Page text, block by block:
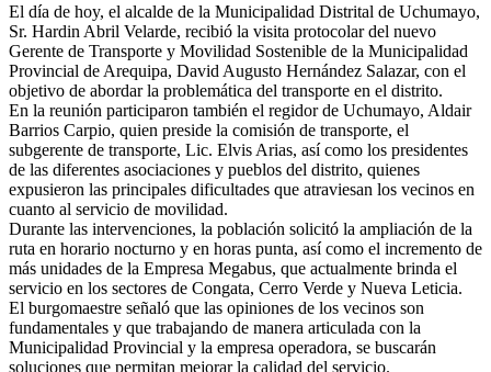
El día de hoy, el alcalde de la Municipalidad Distrital de Uchumayo,
Sr. Hardin Abril Velarde, recibió la visita protocolar del nuevo
Gerente de Transporte y Movilidad Sostenible de la Municipalidad
Provincial de Arequipa, David Augusto Hernández Salazar, con el
objetivo de abordar la problemática del transporte en el distrito.
En la reunión participaron también el regidor de Uchumayo, Aldair
Barrios Carpio, quien preside la comisión de transporte, el
subgerente de transporte, Lic. Elvis Arias, así como los presidentes
de las diferentes asociaciones y pueblos del distrito, quienes
expusieron las principales dificultades que atraviesan los vecinos en
cuanto al servicio de movilidad.
Durante las intervenciones, la población solicitó la ampliación de la
ruta en horario nocturno y en horas punta, así como el incremento de
más unidades de la Empresa Megabus, que actualmente brinda el
servicio en los sectores de Congata, Cerro Verde y Nueva Leticia.
El burgomaestre señaló que las opiniones de los vecinos son
fundamentales y que trabajando de manera articulada con la
Municipalidad Provincial y la empresa operadora, se buscarán
soluciones que permitan mejorar la calidad del servicio.